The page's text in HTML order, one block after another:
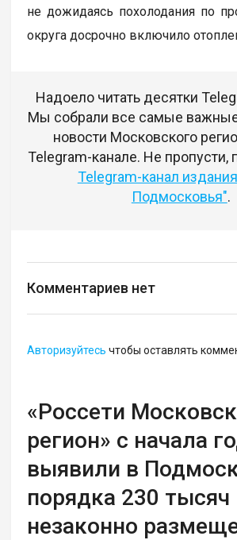
не дожидаясь похолодания по
округа досрочно включило
Надоело читать десятки
Мы собрали все самые
новости Московского
Telegram-канале. Не пропусти,
Telegram-канал
Подмосковья".
Комментариев нет
Авторизуйтесь чтобы оставлять
«Россети
регион» с начала
выявили в
порядка 230 тысяч
незаконно